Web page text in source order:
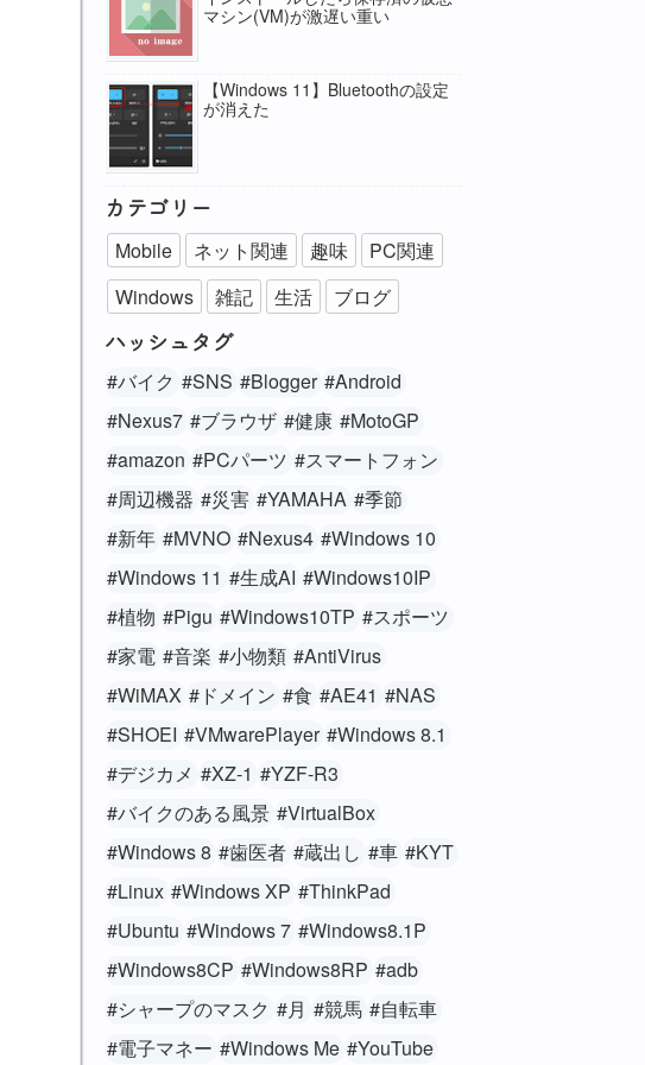
マシン(VM)が激遅い重い
【Windows 11】Bluetoothの設定
が消えた
カテゴリー
Mobile ネット関連 趣味
PC関連
Windows
雑記 生活 ブログ
ハッシュタグ
#バイク #SNS #Blogger #Android
#Nexus7 #ブラウザ #健康 #MotoGP
#amazon #PCパーツ #スマートフォン
#周辺機器 #災害 #YAMAHA #季節
#新年 #MVNO #Nexus4 #Windows 10
#Windows 11 #生成AI #Windows10IP
#植物 #Pigu #Windows10TP #スポーツ
#家電 #音楽 #小物類 #AntiVirus
#WiMAX #ドメイン #食 #AE41 #NAS
#SHOEI #VMwarePlayer #Windows 8.1
#デジカメ #XZ-1 #YZF-R3
#バイクのある風景 #VirtualBox
#Windows 8 #歯医者 #蔵出し #車 #KYT
#Linux #Windows XP #ThinkPad
#Ubuntu #Windows 7 #Windows8.1P
#Windows8CP #Windows8RP #adb
#シャープのマスク #月 #競馬 #自転車
#電子マネー #Windows Me #YouTube